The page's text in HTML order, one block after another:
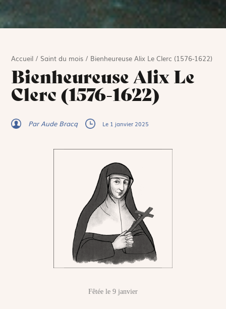
Accueil / Saint du mois / Bienheureuse Alix Le Clerc (1576-1622)
Bienheureuse Alix Le
Clerc (1576-1622)
Par Aude Bracq Le 1 janvier 2025
Fêtée le 9 janvier